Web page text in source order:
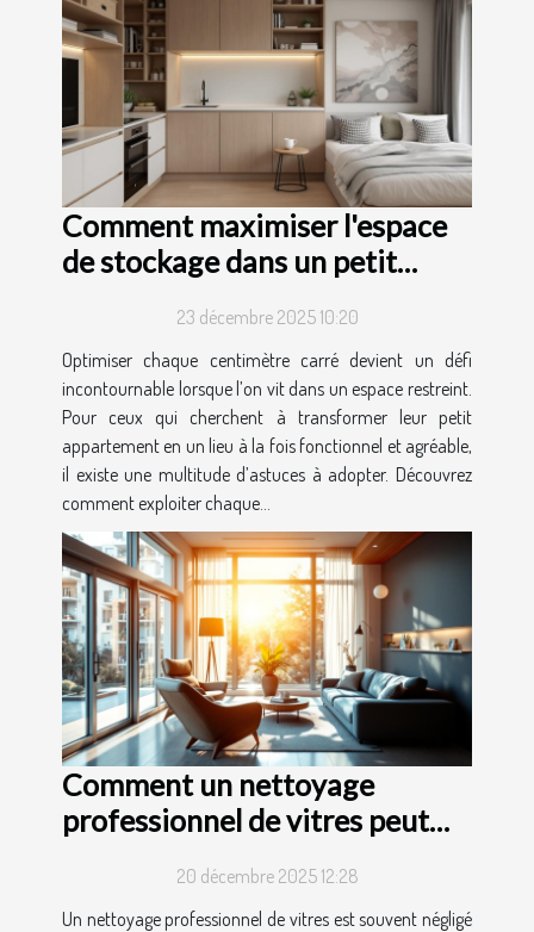
Comment maximiser l'espace
de stockage dans un petit
23 décembre 2025 10:20
Optimiser chaque centimètre carré devient un défi
incontournable lorsque l’on vit dans un espace restreint.
Pour ceux qui cherchent à transformer leur petit
appartement en un lieu à la fois fonctionnel et agréable,
il existe une multitude d’astuces à adopter. Découvrez
comment exploiter chaque...
Comment un nettoyage
professionnel de vitres peut
20 décembre 2025 12:28
Un nettoyage professionnel de vitres est souvent négligé